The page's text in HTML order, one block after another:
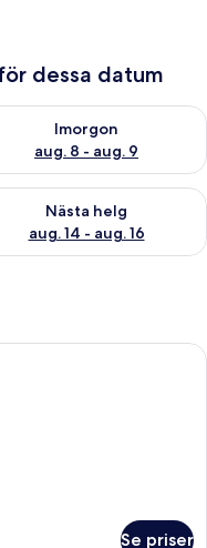
dessa datum
7 - aug. 8
Imorgon
aug. 8 - aug. 9
tillgängligheten
helgen aug. 7 - aug. 9
Nästa helg
aug. 14 - aug. 16
tillgängligheten
med en säng, ett
Se priser